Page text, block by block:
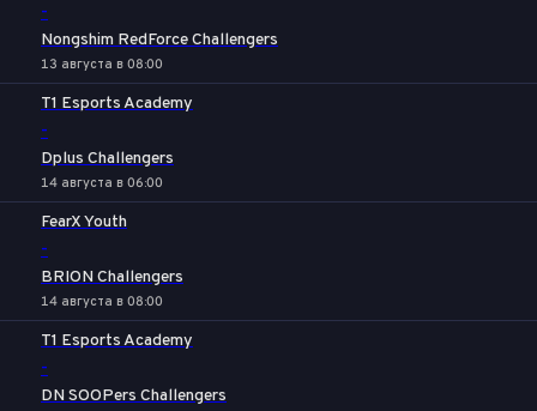
-
Nongshim RedForce Challengers
13 августа в 08:00
T1 Esports Academy
-
Dplus Challengers
14 августа в 06:00
FearX Youth
-
BRION Challengers
14 августа в 08:00
T1 Esports Academy
-
DN SOOPers Challengers